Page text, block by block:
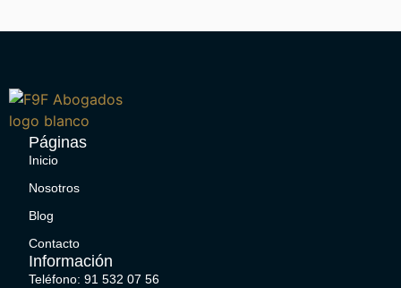
Páginas
Inicio
Nosotros
Blog
Contacto
Información
Teléfono: 91 532 07 56